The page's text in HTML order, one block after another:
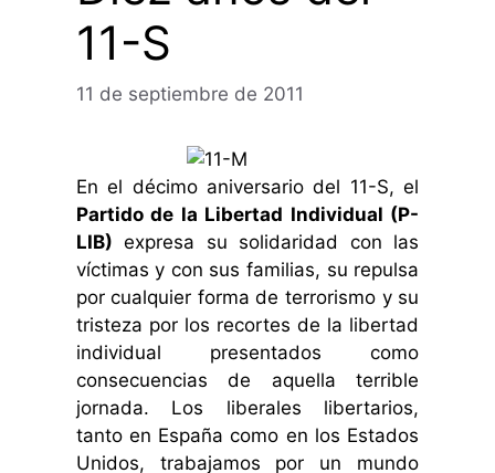
11-S
11 de septiembre de 2011
En el décimo aniversario del 11-S, el
Partido de la Libertad Individual (P-
LIB) expresa su solidaridad con las
víctimas y con sus familias, su repulsa
por cualquier forma de terrorismo y su
tristeza por los recortes de la libertad
individual presentados como
consecuencias de aquella terrible
jornada. Los liberales libertarios,
tanto en España como en los Estados
Unidos, trabajamos por un mundo